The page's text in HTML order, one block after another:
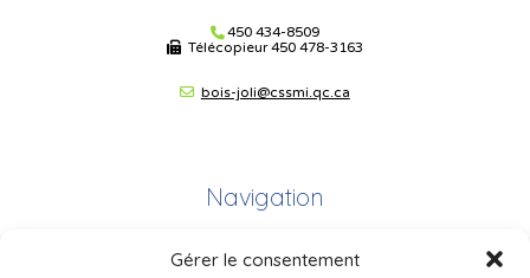
Gérer le consentement
450 434-8509
Télécopieur450 478-3163
bois-joli@cssmi.qc.ca
Navigation
Plan du site